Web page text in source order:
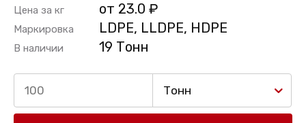
Цена за кг от 23.0 ₽
Маркировка LDPE, LLDPE, HDPE
В наличии 19 Тонн
Тонн